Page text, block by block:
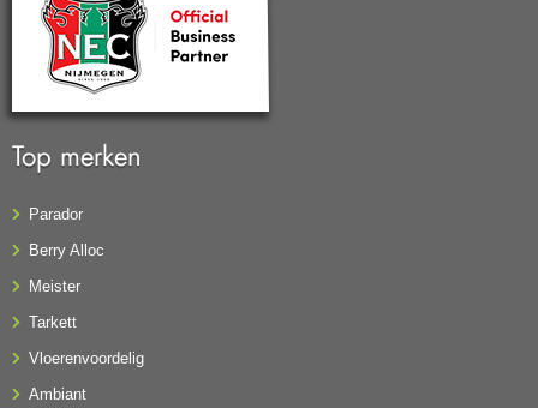
Top merken
Parador
Berry Alloc
Meister
Tarkett
Vloerenvoordelig
Ambiant